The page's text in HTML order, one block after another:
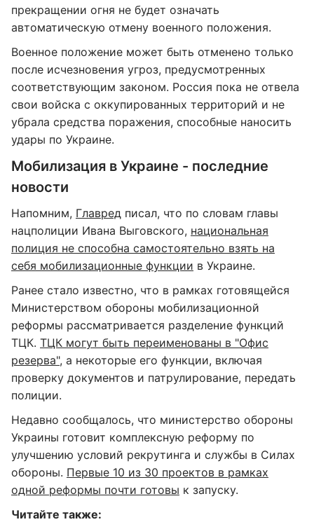
прекращении огня не будет означать
автоматическую отмену военного положения.
Военное положение может быть отменено только
после исчезновения угроз, предусмотренных
соответствующим законом. Россия пока не отвела
свои войска с оккупированных территорий и не
убрала средства поражения, способные наносить
удары по Украине.
Мобилизация в Украине - последние
новости
Напомним, Главред писал, что по словам главы
нацполиции Ивана Выговского, национальная
полиция не способна самостоятельно взять на
себя мобилизационные функции в Украине.
Ранее стало известно, что в рамках готовящейся
Министерством обороны мобилизационной
реформы рассматривается разделение функций
ТЦК. ТЦК могут быть переименованы в "Офис
резерва", а некоторые его функции, включая
проверку документов и патрулирование, передать
полиции.
Недавно сообщалось, что министерство обороны
Украины готовит комплексную реформу по
улучшению условий рекрутинга и службы в Силах
обороны. Первые 10 из 30 проектов в рамках
одной реформы почти готовы к запуску.
Читайте также: